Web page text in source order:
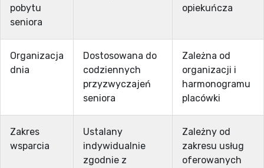
pobytu
seniora
opiekuńcza
Organizacja
dnia
Dostosowana do
codziennych
przyzwyczajeń
seniora
Zależna od
organizacji i
harmonogramu
placówki
Zakres
wsparcia
Ustalany
indywidualnie
zgodnie z
Zależny od
zakresu usług
oferowanych